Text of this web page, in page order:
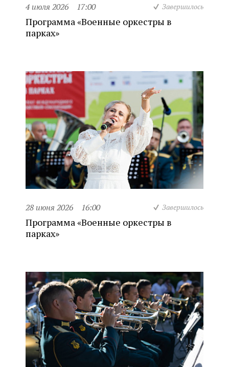
4 июля 2026 17:00 Завершилось
Программа «Военные оркестры в
парках»
28 июня 2026 16:00 Завершилось
Программа «Военные оркестры в
парках»